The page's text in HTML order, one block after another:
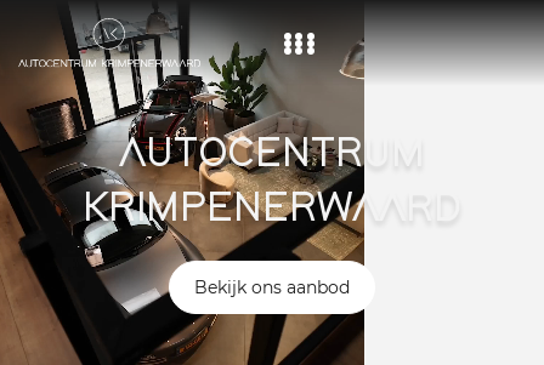
Home
Aanbod
Diensten
Over ons
Vacature
Contact
AUTOCENTRUM
KRIMPENERWAARD
Bekijk ons aanbod